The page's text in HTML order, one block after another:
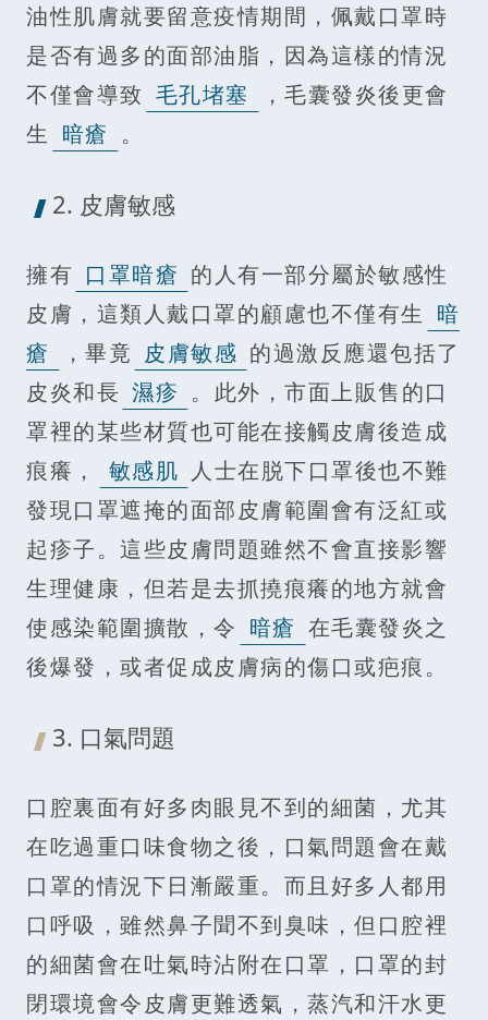
油性肌膚就要留意疫情期間，佩戴口罩時
是否有過多的面部油脂，因為這樣的情況
不僅會導致 毛孔堵塞
，毛囊發炎後更會
生 暗瘡 。
2. 皮膚敏感
擁有 口罩暗瘡 的人有一部分屬於敏感性
皮膚，這類人戴口罩的顧慮也不僅有生 暗
瘡
，畢竟 皮膚敏感 的過激反應還包括了
皮炎和長 濕疹 。此外，市面上販售的口
罩裡的某些材質也可能在接觸皮膚後造成
痕癢，
敏感肌 人士在脱下口罩後也不難
發現口罩遮掩的面部皮膚範圍會有泛紅或
起疹子。這些皮膚問題雖然不會直接影響
生理健康，但若是去抓撓痕癢的地方就會
使感染範圍擴散，令 暗瘡 在毛囊發炎之
後爆發，或者促成皮膚病的傷口或疤痕。
3. 口氣問題
口腔裏面有好多肉眼見不到的細菌，尤其
在吃過重口味食物之後，口氣問題會在戴
口罩的情況下日漸嚴重。而且好多人都用
口呼吸，雖然鼻子聞不到臭味，但口腔裡
的細菌會在吐氣時沾附在口罩，口罩的封
閉環境會令皮膚更難透氣，蒸汽和汗水更